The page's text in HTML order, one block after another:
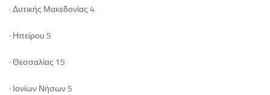
· Δυτικής Μακεδονίας 4
· Ηπείρου 5
· Θεσσαλίας 15
· Ιονίων Νήσων 5